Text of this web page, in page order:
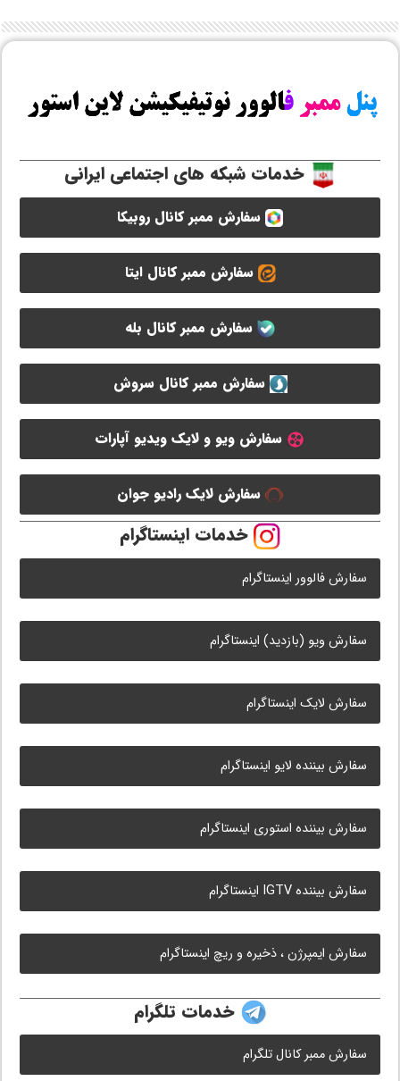
خدمات شبکه های اجتماعی ایرانی
سفارش ممبر کانال روبیکا
سفارش ممبر کانال ایتا
سفارش ممبر کانال بله
سفارش ممبر کانال سروش
سفارش ویو و لایک ویدیو آپارات
سفارش لایک رادیو جوان
خدمات اینستاگرام
سفارش فالوور اینستاگرام
سفارش ویو (بازدید) اینستاگرام
سفارش لایک اینستاگرام
سفارش بیننده لایو اینستاگرام
سفارش بیننده استوری اینستاگرام
سفارش بیننده IGTV اینستاگرام
سفارش ایمپرژن ، ذخیره و ریچ اینستاگرام
خدمات تلگرام
سفارش ممبر کانال تلگرام